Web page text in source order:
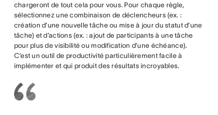
chargeront de tout cela pour vous. Pour chaque règle,
sélectionnez une combinaison de déclencheurs (ex. :
création d’une nouvelle tâche ou mise à jour du statut d’une
tâche) et d’actions (ex. : ajout de participants à une tâche
pour plus de visibilité ou modification d’une échéance).
C’est un outil de productivité particulièrement facile à
implémenter et qui produit des résultats incroyables.